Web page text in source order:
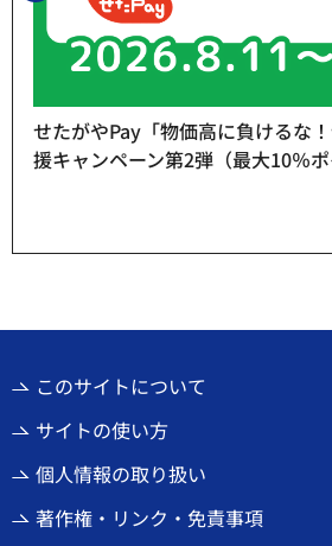
せたがやPay「物価高に負けるな
援キャンペーン第2弾（最大10％ポ
このサイトについて
サイトの使い方
個人情報の取り扱い
著作権・リンク・免責事項